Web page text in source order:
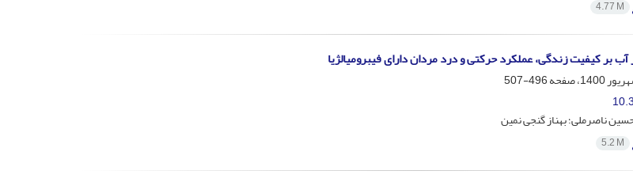
4.77 M
بر کیفیت زندگی، عملکرد حرکتی و درد مردان دارای فیبرومیالژیا
496-507
ناصرملی؛ بهناز گنجی نمین
5.2 M